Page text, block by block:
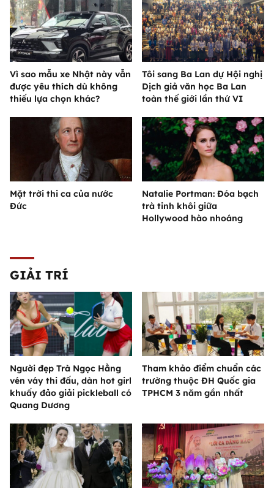
Vì sao mẫu xe Nhật này vẫn
được yêu thích dù không
thiếu lựa chọn khác?
Tôi sang Ba Lan dự Hội nghị
Dịch giả văn học Ba Lan
toàn thế giới lần thứ VI
Mặt trời thi ca của nước
Đức
Natalie Portman: Đóa bạch
trà tinh khôi giữa
Hollywood hào nhoáng
GIẢI TRÍ
Người đẹp Trà Ngọc Hằng
vén váy thi đấu, dàn hot girl
khuấy đảo giải pickleball có
Quang Dương
Tham khảo điểm chuẩn các
trường thuộc ĐH Quốc gia
TPHCM 3 năm gần nhất